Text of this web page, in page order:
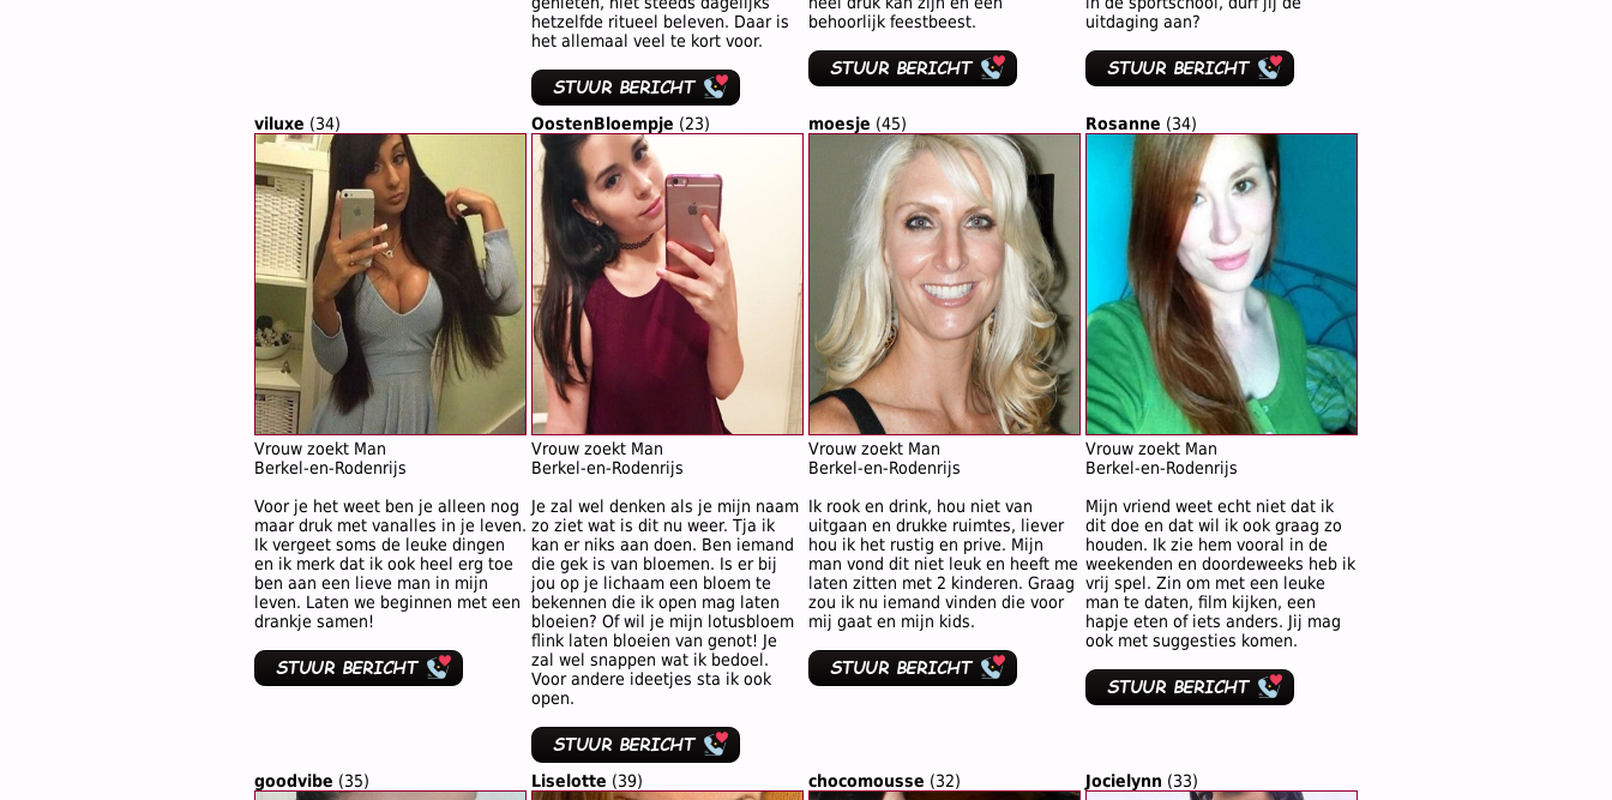
hetzelfde ritueel beleven. Daar is
het allemaal veel te kort voor.
behoorlijk feestbeest.
uitdaging aan?
viluxe (34)
Vrouw zoekt Man
Berkel-en-Rodenrijs
Voor je het weet ben je alleen nog
maar druk met vanalles in je leven.
Ik vergeet soms de leuke dingen
en ik merk dat ik ook heel erg toe
ben aan een lieve man in mijn
leven. Laten we beginnen met een
drankje samen!
OostenBloempje (23)
Vrouw zoekt Man
Berkel-en-Rodenrijs
Je zal wel denken als je mijn naam
zo ziet wat is dit nu weer. Tja ik
kan er niks aan doen. Ben iemand
die gek is van bloemen. Is er bij
jou op je lichaam een bloem te
bekennen die ik open mag laten
bloeien? Of wil je mijn lotusbloem
flink laten bloeien van genot! Je
zal wel snappen wat ik bedoel.
Voor andere ideetjes sta ik ook
open.
moesje (45)
Vrouw zoekt Man
Berkel-en-Rodenrijs
Ik rook en drink, hou niet van
uitgaan en drukke ruimtes, liever
hou ik het rustig en prive. Mijn
man vond dit niet leuk en heeft me
laten zitten met 2 kinderen. Graag
zou ik nu iemand vinden die voor
mij gaat en mijn kids.
Rosanne (34)
Vrouw zoekt Man
Berkel-en-Rodenrijs
Mijn vriend weet echt niet dat ik
dit doe en dat wil ik ook graag zo
houden. Ik zie hem vooral in de
weekenden en doordeweeks heb ik
vrij spel. Zin om met een leuke
man te daten, film kijken, een
hapje eten of iets anders. Jij mag
ook met suggesties komen.
goodvibe (35) Liselotte (39) chocomousse (32) Jocielynn (33)